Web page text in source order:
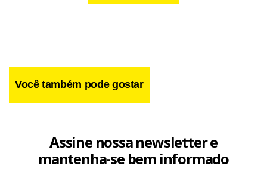
Você também pode gostar
Assine nossa newsletter e
mantenha-se bem informado